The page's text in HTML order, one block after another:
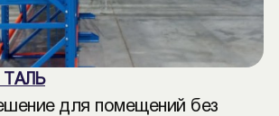
для помещений без